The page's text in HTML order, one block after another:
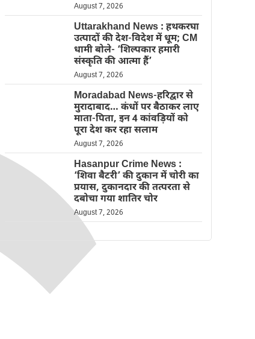
August 7, 2026
Uttarakhand News : हथकरघा
उत्पादों की देश-विदेश में धूम; CM
धामी बोले- ‘शिल्पकार हमारी
संस्कृति की आत्मा हैं’
August 7, 2026
Moradabad News-हरिद्वार से
मुरादाबाद… कंधों पर बैठाकर लाए
माता-पिता, इन 4 कांवड़ियों को
पूरा देश कर रहा सलाम
August 7, 2026
Hasanpur Crime News :
‘शिवा बैटरी’ की दुकान में चोरी का
प्रयास, दुकानदार की तत्परता से
दबोचा गया शातिर चोर
August 7, 2026